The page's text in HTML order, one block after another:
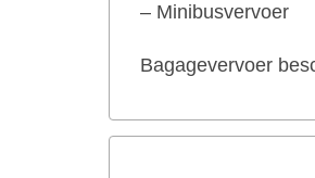
– Minibusvervoer
Bagagevervoer